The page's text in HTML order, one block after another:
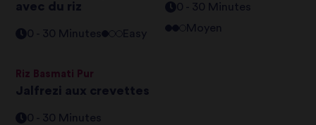
avec du riz
0 - 30 Minutes Easy
0 - 30 Minutes
Moyen
Riz Basmati Pur
Jalfrezi aux crevettes
0 - 30 Minutes